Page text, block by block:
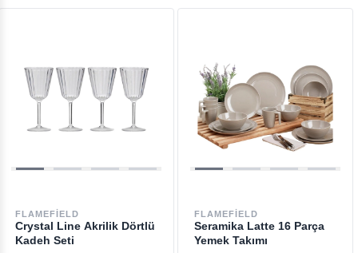
FLAMEFIELD
Crystal Line Akrilik Dörtlü
Kadeh Seti
FLAMEFIELD
Seramika Latte 16 Parça
Yemek Takımı